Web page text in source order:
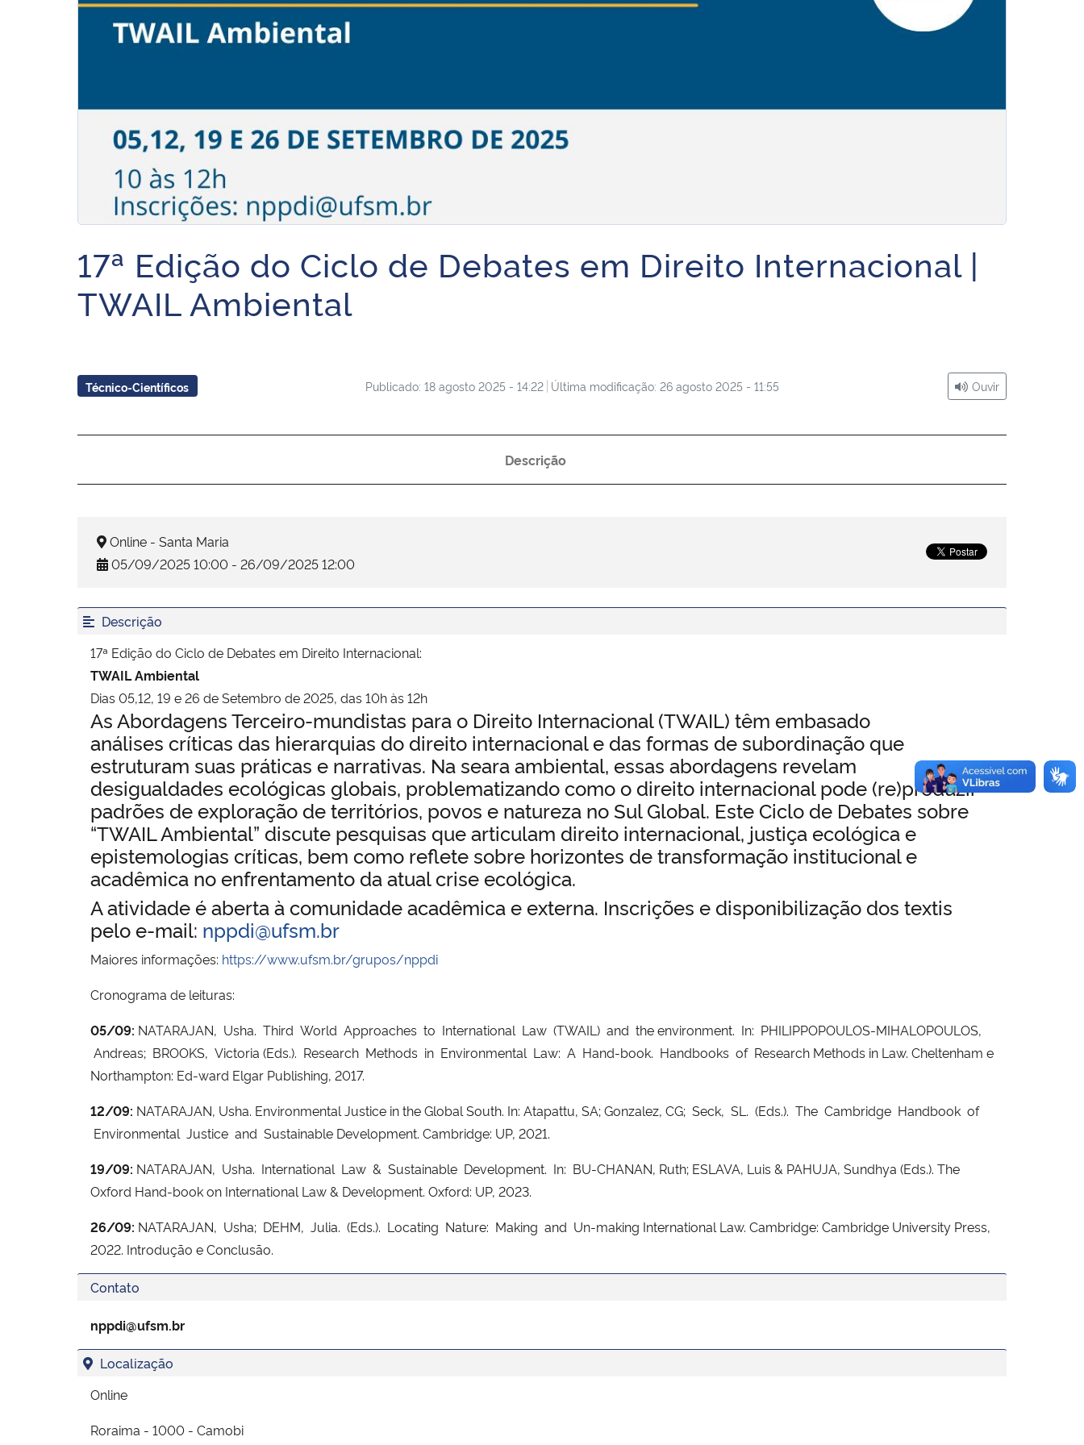
17ª Edição do Ciclo de Debates em Direito Internacional |
TWAIL Ambiental
Técnico-Científicos Publicado: 18 agosto 2025 - 14:22 Última modificação: 26 agosto 2025 - 11:55 Ouvir
Descrição
Online - Santa Maria
05/09/2025 10:00 - 26/09/2025 12:00
Descrição
17ª Edição do Ciclo de Debates em Direito Internacional:
TWAIL Ambiental
Dias 05,12, 19 e 26 de Setembro de 2025, das 10h às 12h
As Abordagens Terceiro-mundistas para o Direito Internacional (TWAIL) têm embasado
análises críticas das hierarquias do direito internacional e das formas de subordinação que
estruturam suas práticas e narrativas. Na seara ambiental, essas abordagens revelam
desigualdades ecológicas globais, problematizando como o direito internacional pode (re)produzir
padrões de exploração de territórios, povos e natureza no Sul Global. Este Ciclo de Debates sobre
“TWAIL Ambiental” discute pesquisas que articulam direito internacional, justiça ecológica e
epistemologias críticas, bem como reflete sobre horizontes de transformação institucional e
acadêmica no enfrentamento da atual crise ecológica.
A atividade é aberta à comunidade acadêmica e externa. Inscrições e disponibilização dos textis
pelo e-mail: nppdi@ufsm.br
Maiores informações: https://www.ufsm.br/grupos/nppdi
Cronograma de leituras:
05/09: NATARAJAN, Usha. Third World Approaches to International Law (TWAIL) and the environment. In: PHILIPPOPOULOS-MIHALOPOULOS,
Andreas; BROOKS, Victoria (Eds.). Research Methods in Environmental Law: A Hand-book. Handbooks of Research Methods in Law. Cheltenham e
Northampton: Ed-ward Elgar Publishing, 2017.
12/09: NATARAJAN, Usha. Environmental Justice in the Global South. In: Atapattu, SA; Gonzalez, CG; Seck, SL. (Eds.). The Cambridge Handbook of
Environmental Justice and Sustainable Development. Cambridge: UP, 2021.
19/09: NATARAJAN, Usha. International Law & Sustainable Development. In: BU-CHANAN, Ruth; ESLAVA, Luis & PAHUJA, Sundhya (Eds.). The
Oxford Hand-book on International Law & Development. Oxford: UP, 2023.
26/09: NATARAJAN, Usha; DEHM, Julia. (Eds.). Locating Nature: Making and Un-making International Law. Cambridge: Cambridge University Press,
2022. Introdução e Conclusão.
Contato
nppdi@ufsm.br
Localização
Online
Roraima - 1000 - Camobi